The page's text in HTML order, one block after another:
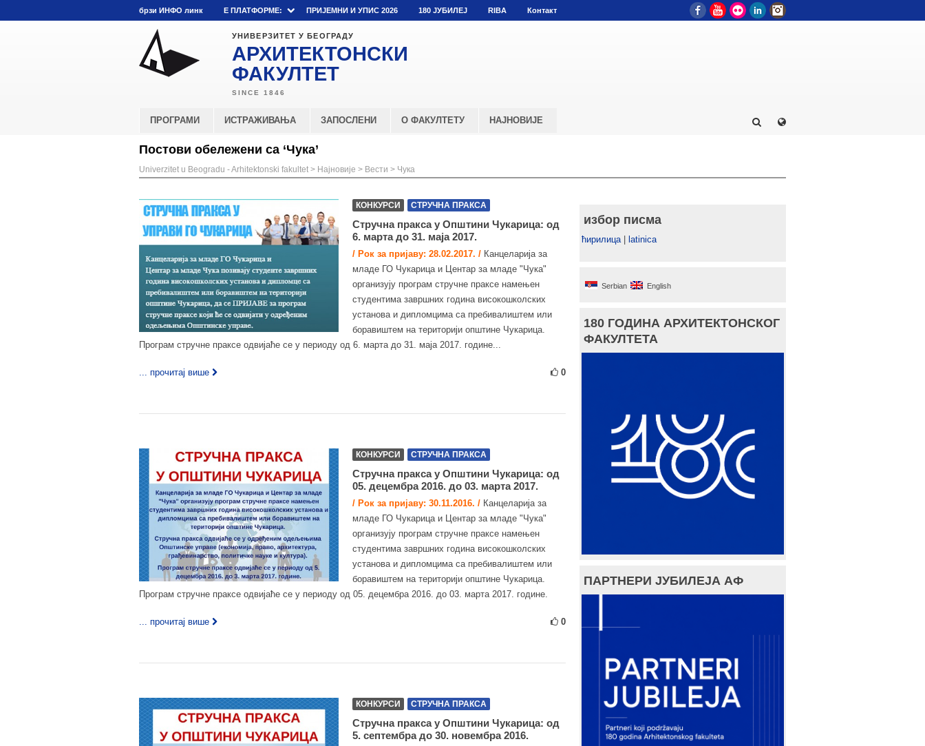
брзи ИНФО линк E ПЛАТФОРМЕ: ПРИЈЕМНИ И УПИС 2026 180 ЈУБИЛЕЈ RIBA Контакт FacebookYouTube
Flickr LinkedIn
УНИВЕРЗИТЕТ У БЕОГРАДУ
АРХИТЕКТОНСКИ
ФАКУЛТЕТ
ПРОГРАМИ ИСТРАЖИВАЊА ЗАПОСЛЕНИ О ФАКУЛТЕТУ НАЈНОВИЈЕ
Постови обележени са ‘Чука’
Univerzitet u Beogradu - Arhitektonski fakultet > Најновије > Вести > Чука
КОНКУРСИ СТРУЧНА ПРАКСА
Стручна пракса у Општини Чукарица: од
6. марта до 31. маја 2017.
/ Рок за пријаву: 28.02.2017. / Канцеларија за
младе ГО Чукарица и Центар за младе "Чука"
организују програм стручне праксе намењен
студентима завршних година високошколских
установа и дипломцима са пребивалиштем или
боравиштем на територији општине Чукарица.
Програм стручне праксе одвијаће се у периоду од 6. марта до 31. маја 2017. године...
... прочитај више 0
КОНКУРСИ СТРУЧНА ПРАКСА
Стручна пракса у Општини Чукарица: од
05. децембра 2016. до 03. марта 2017.
/ Рок за пријаву: 30.11.2016. / Канцеларија за
младе ГО Чукарица и Центар за младе "Чука"
организују програм стручне праксе намењен
студентима завршних година високошколских
установа и дипломцима са пребивалиштем или
боравиштем на територији општине Чукарица.
Програм стручне праксе одвијаће се у периоду од 05. децембра 2016. до 03. марта 2017. године.
... прочитај више 0
КОНКУРСИ СТРУЧНА ПРАКСА
Стручна пракса у Општини Чукарица: од
5. септембра до 30. новембра 2016.
избор писма
ћирилица| latinica
Serbian English
180 ГОДИНА АРХИТЕКТОНСКОГ
ФАКУЛТЕТА
ПАРТНЕРИ ЈУБИЛЕЈА АФ